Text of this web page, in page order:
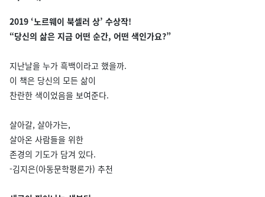
2019 ‘노르웨이 북셀러 상’ 수상작!
“당신의 삶은 지금 어떤 순간, 어떤 색인가요?”
지난날을 누가 흑백이라고 했을까.
이 책은 당신의 모든 삶이
찬란한 색이었음을 보여준다.
살아갈, 살아가는,
살아온 사람들을 위한
존경의 기도가 담겨 있다.
-김지은(아동문학평론가) 추천